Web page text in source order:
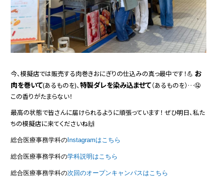
今、模擬店では販売する肉巻きおにぎりの仕込みの真っ最中です！💪 お
肉を巻いて(あるものを)、特製ダレを染み込ませて（あるものを）…🤤
この香りがたまらない！
最高の状態で皆さんに届けられるように頑張っています！ ぜひ明日、私た
ちの模擬店に来てくださいね🙌
総合医療事務学科のInstagramはこちら
総合医療事務学科の学科説明はこちら
総合医療事務学科の次回のオープンキャンパスはこちら